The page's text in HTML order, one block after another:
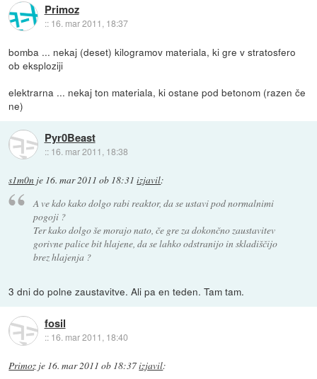
Primoz
:: 16. mar 2011, 18:37
bomba ... nekaj (deset) kilogramov materiala, ki gre v stratosfero
ob eksploziji
elektrarna ... nekaj ton materiala, ki ostane pod betonom (razen če
ne)
Pyr0Beast
:: 16. mar 2011, 18:38
s1m0n je 16. mar 2011 ob 18:31 izjavil:
A ve kdo kako dolgo rabi reaktor, da se ustavi pod normalnimi
pogoji ?
Ter kako dolgo še morajo nato, če gre za dokončno zaustavitev
gorivne palice bit hlajene, da se lahko odstranijo in skladiščijo
brez hlajenja ?
3 dni do polne zaustavitve. Ali pa en teden. Tam tam.
fosil
:: 16. mar 2011, 18:40
Primoz je 16. mar 2011 ob 18:37izjavil: